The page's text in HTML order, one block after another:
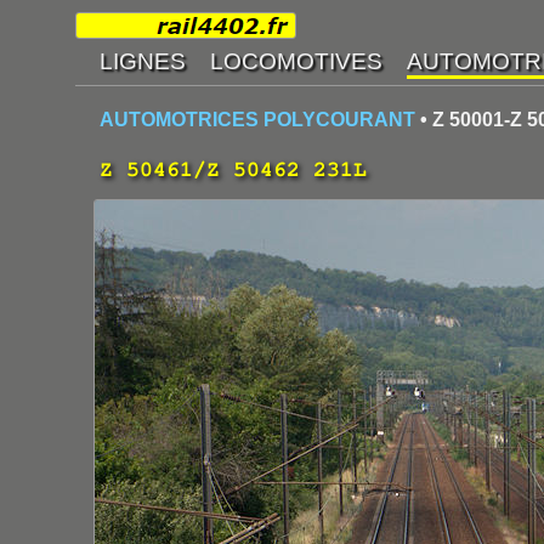
AUTOMOTRICES POLYCOURANT • Z 50001-Z
Z 50461/Z 50462 231L